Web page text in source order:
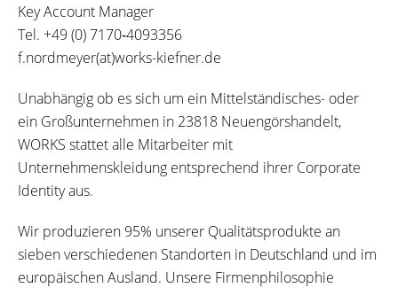
Key Account Manager
Tel. +49 (0) 7170‐4093356
f.nordmeyer(at)works-kiefner.de
Unabhängig ob es sich um ein Mittelständisches- oder
ein Großunternehmen in 23818 Neuengörshandelt,
WORKS stattet alle Mitarbeiter mit
Unternehmenskleidung entsprechend ihrer Corporate
Identity aus.
Wir produzieren 95% unserer Qualitätsprodukte an
sieben verschiedenen Standorten in Deutschland und im
europäischen Ausland. Unsere Firmenphilosophie